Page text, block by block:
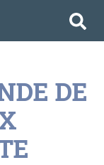
DE